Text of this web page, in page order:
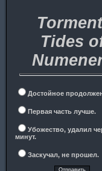
Tides
Достойное
Первая часть лучше.
Убожество, удалил
минут.
Заскучал, не прошел.